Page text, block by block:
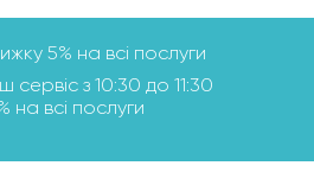
5% на всі послуги
сервіс з 10:30 до 11:30
на всі послуги